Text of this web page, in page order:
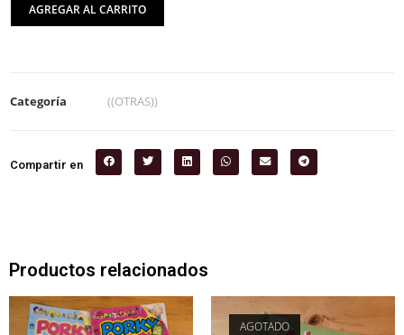
AGREGAR AL CARRITO
Categoría ((OTRAS))
Compartir en
Productos relacionados
AGOTADO